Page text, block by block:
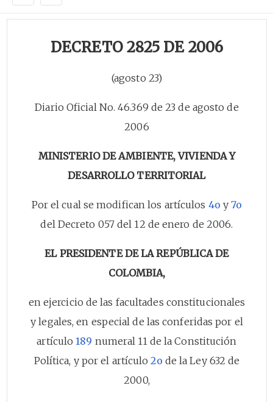
DECRETO 2825 DE 2006
(agosto 23)
Diario Oficial No. 46.369 de 23 de agosto de
2006
MINISTERIO DE AMBIENTE, VIVIENDA Y
DESARROLLO TERRITORIAL
Por el cual se modifican los artículos 4o y7o
del Decreto 057 del 12 de enero de 2006.
EL PRESIDENTE DE LA REPÚBLICA DE
COLOMBIA,
en ejercicio de las facultades constitucionales
y legales, en especial de las conferidas por el
artículo189 numeral 11 de la Constitución
Política, y por el artículo2o de la Ley 632 de
2000,